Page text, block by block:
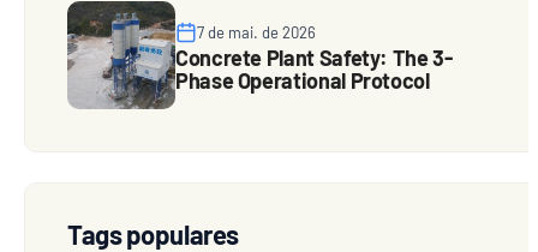
7 de mai. de 2026
Concrete Plant Safety: The 3-
Phase Operational Protocol
Tags populares